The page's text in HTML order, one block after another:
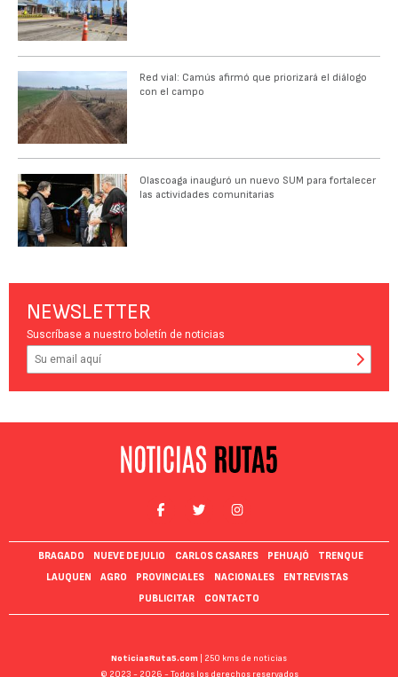
Red vial: Camús afirmó que priorizará el diálogo
con el campo
Olascoaga inauguró un nuevo SUM para fortalecer
las actividades comunitarias
NEWSLETTER
Suscríbase a nuestro boletín de noticias
BRAGADO NUEVE DE JULIO CARLOS CASARES PEHUAJÓ
TRENQUE
LAUQUEN
AGRO PROVINCIALES NACIONALES
ENTREVISTAS
PUBLICITAR
CONTACTO
NoticiasRuta5.com
| 250 kms de noticias
© 2023 - 2026 - Todos los derechos reservados